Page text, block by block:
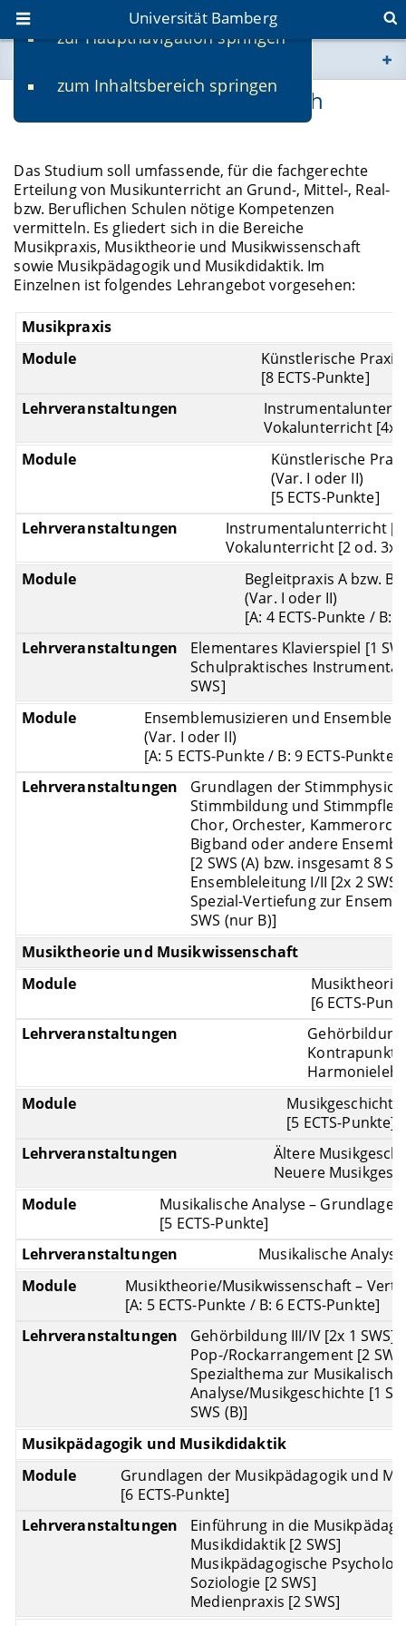
zur Hauptnavigation springen
zum Inhaltsbereich springen
Universität Bamberg
www.uni-bamberg.de
fis.uni-bamberg.de
Studieninhalte Unterrichtsfach
Das Studium soll umfassende, für die fachgerechte
Erteilung von Musikunterricht an Grund-, Mittel-, Real-
bzw. Beruflichen Schulen nötige Kompetenzen
vermitteln. Es gliedert sich in die Bereiche
Musikpraxis, Musiktheorie und Musikwissenschaft
sowie Musikpädagogik und Musikdidaktik. Im
Einzelnen ist folgendes Lehrangebot vorgesehen:
Musikpraxis
Künstlerische
[8 ECTS-Punkte]
Vokalunterricht [4x
Künstlerische
(Var. I oder II)
[5 ECTS-Punkte]
Instrumentalunterricht [2
Vokalunterricht [2 od. 3x
Begleitpraxis A bzw. B
(Var. I oder II)
[A: 4 ECTS-Punkte / B:
Elementares Klavierspiel [1
Schulpraktisches
SWS]
Ensemblemusizieren und
(Var. I oder II)
[A: 5 ECTS-Punkte / B: 9 ECTS-Punkte]
Grundlagen der
Stimmbildung und
Chor, Orchester,
Bigband oder andere
[2 SWS (A) bzw. insgesamt 8
Ensembleleitung I/II [2x 2 SWS]
Spezial-Vertiefung zur
SWS (nur B)]
Musiktheorie und Musikwissenschaft
Musiktheorie
[6 ECTS-
Gehörbildung
Kontrapunkt
[5 ECTS-Punkte]
Ältere
Neuere
Musikalische Analyse –
[5 ECTS-Punkte]
Musikalische Analyse
Musiktheorie/Musikwissenschaft –
[A: 5 ECTS-Punkte / B: 6 ECTS-Punkte]
Gehörbildung III/IV [2x 1 SWS]
Pop-/Rockarrangement [2
Spezialthema zur
Analyse/Musikgeschichte [1
SWS (B)]
Musikpädagogik und Musikdidaktik
Grundlagen der Musikpädagogik und
[6 ECTS-Punkte]
Einführung in die
Musikdidaktik [2 SWS]
Musikpädagogische
Soziologie [2 SWS]
Medienpraxis [2 SWS]